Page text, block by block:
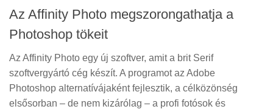
Az Affinity Photo megszorongathatja a
Photoshop tökeit
Az Affinity Photo egy új szoftver, amit a brit Serif
szoftvergyártó cég készít. A programot az Adobe
Photoshop alternatívájaként fejlesztik, a célközönség
elsősorban – de nem kizárólag – a profi fotósok és